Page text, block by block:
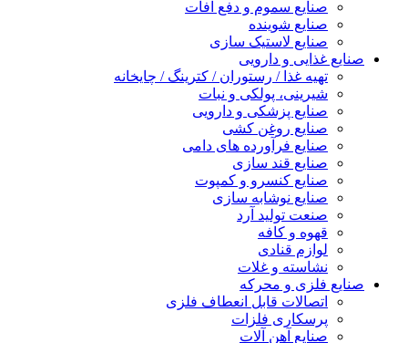
صنایع سموم و دفع آفات
صنایع شوینده
صنایع لاستیک سازی
صنایع غذایی و دارویی
تهیه غذا / رستوران / کترینگ / چایخانه
شیرینی، پولکی و نبات
صنایع پزشکی و دارویی
صنایع روغن کشی
صنایع فرآورده های دامی
صنایع قند سازی
صنایع کنسرو و کمپوت
صنایع نوشابه سازی
صنعت تولید آرد
قهوه و کافه
لوازم قنادی
نشاسته و غلات
صنایع فلزی و محرکه
اتصالات قابل انعطاف فلزی
پرسکاری فلزات
صنایع آهن آلات